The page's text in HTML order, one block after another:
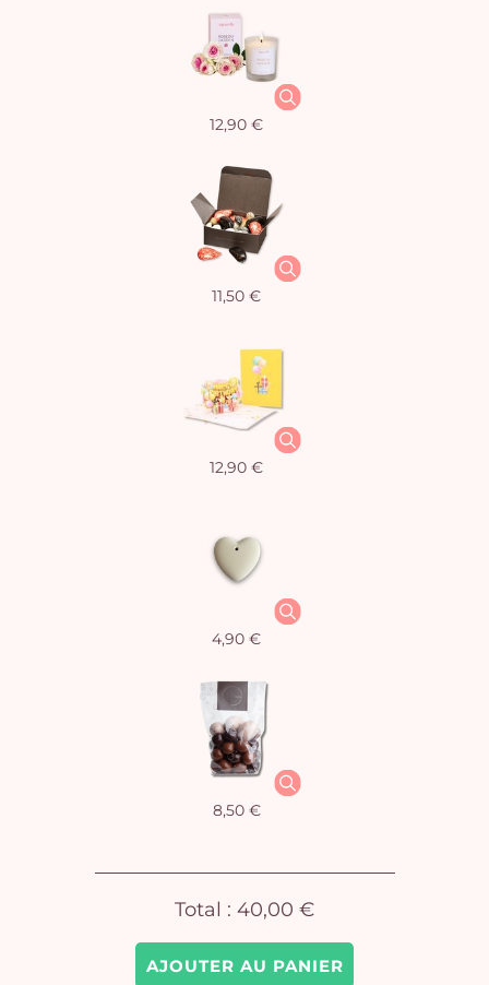
AJOUTER AU PANIER
12,90 €
11,50 €
12,90 €
4,90 €
8,50 €
Total : 40,00 €